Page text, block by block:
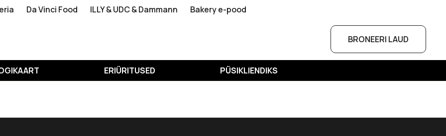
Da Vinci Food ILLY & UDC & Dammann Bakery e-pood
BRONEERI LAUD
ERIÜRITUSED PÜSIKLIENDIKS